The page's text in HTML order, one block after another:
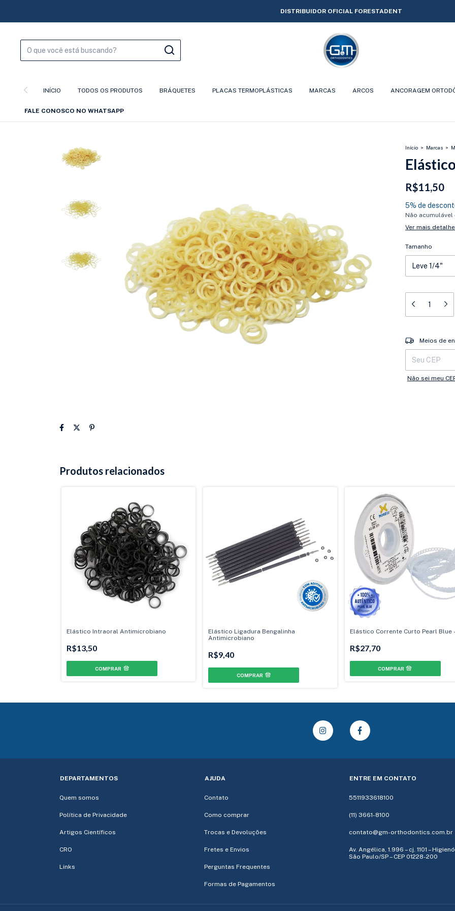
DISTRIBUIDOR OFICIAL FORESTADENT
INÍCIO TODOS OS PRODUTOS BRÁQUETES PLACAS TERMOPLÁSTICAS MARCAS ARCOS ANCORAGEM
FALE CONOSCO NO WHATSAPP
Início > Marcas >
R$11,50
5% de
Não
Ver mais
Tamanho
Entregas para o
Meios de
Não sei meu
Produtos relacionados
Elástico Intraoral Antimicrobiano
R$13,50
COMPRAR
Elástico Ligadura Bengalinha
Antimicrobiano
R$9,40
COMPRAR
Elástico Corrente Curto Pearl Blue
R$27,70
DEPARTAMENTOS
Quem somos
Política de Privacidade
Artigos Científicos
CRO
Links
AJUDA
Contato
Como comprar
Trocas e Devoluções
Fretes e Envios
Perguntas Frequentes
Formas de Pagamentos
ENTRE EM CONTATO
5511933618100
(11) 3661-8100
contato@gm-orthodontics.com.br
Av. Angélica, 1.996 – cj. 1101 –
São Paulo/SP – CEP 01228-200